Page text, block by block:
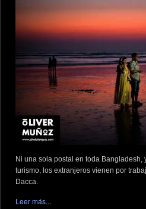
Ni una sola postal en toda Bangladesh,
turismo, los extranjeros vienen por
Dacca.
Leer más...